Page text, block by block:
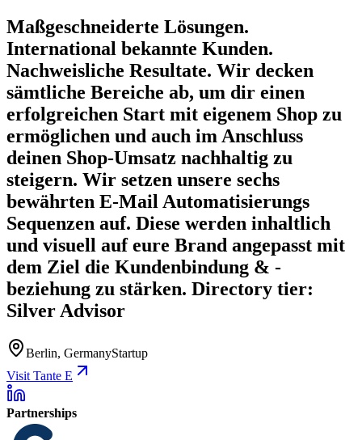
Maßgeschneiderte Lösungen.
International bekannte Kunden.
Nachweisliche Resultate. Wir decken
sämtliche Bereiche ab, um dir einen
erfolgreichen Start mit eigenem Shop zu
ermöglichen und auch im Anschluss
deinen Shop-Umsatz nachhaltig zu
steigern. Wir setzen unsere sechs
bewährten E-Mail Automatisierungs
Sequenzen auf. Diese werden inhaltlich
und visuell auf eure Brand angepasst mit
dem Ziel die Kundenbindung & -
beziehung zu stärken. Directory tier:
Silver Advisor
Berlin, GermanyStartup
Visit Tante E
Partnerships